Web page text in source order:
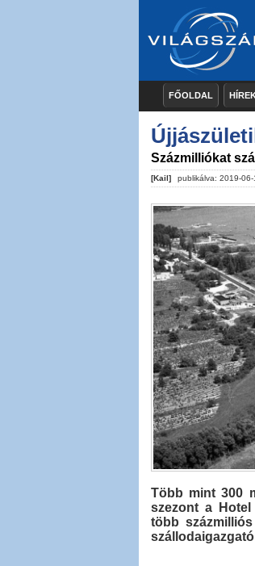
FŐOLDAL
Százmilliókat
[Kail] publikálva: 2019-
Több mint 300
szezont a
több
szállodaigazgató